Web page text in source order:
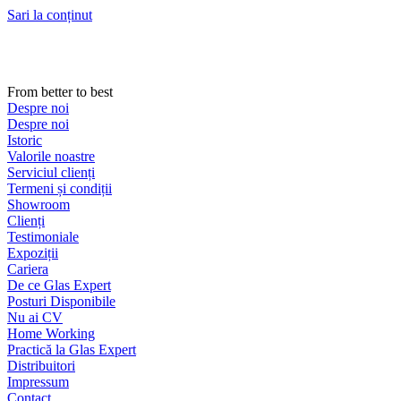
Sari la conținut
From better to best
Despre noi
Despre noi
Istoric
Valorile noastre
Serviciul clienți
Termeni și condiții
Showroom
Clienți
Testimoniale
Expoziții
Cariera
De ce Glas Expert
Posturi Disponibile
Nu ai CV
Home Working
Practică la Glas Expert
Distribuitori
Impressum
Contact